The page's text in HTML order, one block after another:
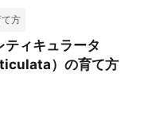
方
ティキュラータ
）の育て方